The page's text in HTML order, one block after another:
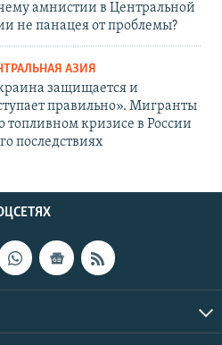
амнистии в Центральной
не панацея от проблемы?
АЗИЯ
защищается и
правильно». Мигранты
топливном кризисе в России
последствиях